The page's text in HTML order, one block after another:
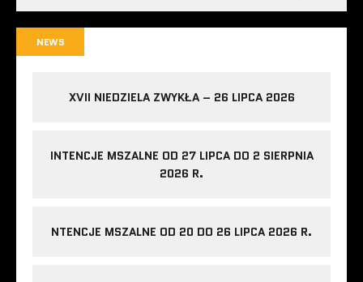
NEWS
XVII NIEDZIELA ZWYKŁA – 26 LIPCA 2026
INTENCJE MSZALNE OD 27 LIPCA DO 2 SIERPNIA
2026 R.
NTENCJE MSZALNE OD 20 DO 26 LIPCA 2026 R.